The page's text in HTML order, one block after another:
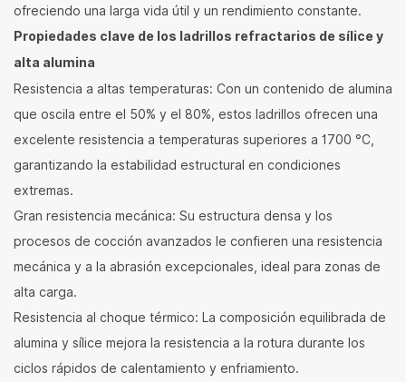
ofreciendo una larga vida útil y un rendimiento constante.
Propiedades clave de los ladrillos refractarios de sílice y
alta alumina
Resistencia a altas temperaturas: Con un contenido de alumina
que oscila entre el 50% y el 80%, estos ladrillos ofrecen una
excelente resistencia a temperaturas superiores a 1700 °C,
garantizando la estabilidad estructural en condiciones
extremas.
Gran resistencia mecánica: Su estructura densa y los
procesos de cocción avanzados le confieren una resistencia
mecánica y a la abrasión excepcionales, ideal para zonas de
alta carga.
Resistencia al choque térmico: La composición equilibrada de
alumina y sílice mejora la resistencia a la rotura durante los
ciclos rápidos de calentamiento y enfriamiento.